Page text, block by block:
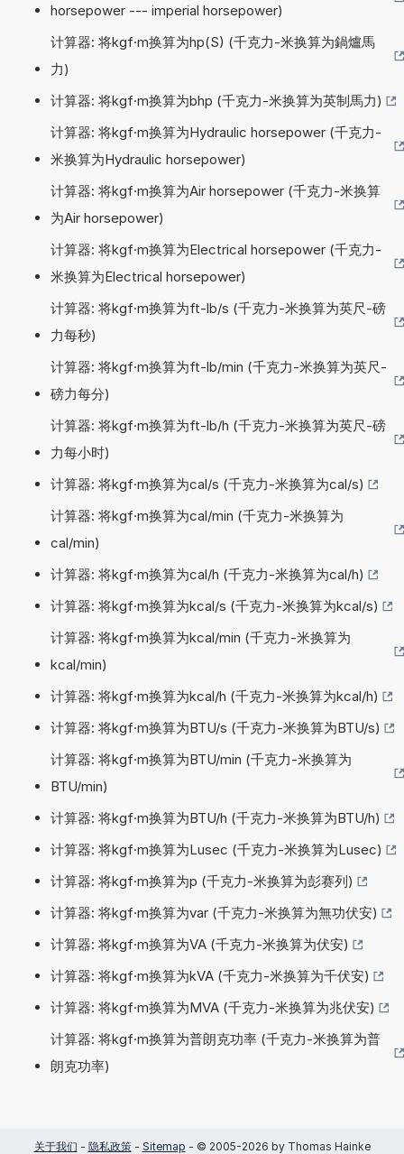
horsepower --- imperial horsepower)
计算器: 将kgf·m换算为hp(S) (千克力-米换算为鍋爐馬
力)
计算器: 将kgf·m换算为bhp (千克力-米换算为英制馬力)
计算器: 将kgf·m换算为Hydraulic horsepower (千克力-
米换算为Hydraulic horsepower)
计算器: 将kgf·m换算为Air horsepower (千克力-米换算
为Air horsepower)
计算器: 将kgf·m换算为Electrical horsepower (千克力-
米换算为Electrical horsepower)
计算器: 将kgf·m换算为ft-lb/s (千克力-米换算为英尺-磅
力每秒)
计算器: 将kgf·m换算为ft-lb/min (千克力-米换算为英尺-
磅力每分)
计算器: 将kgf·m换算为ft-lb/h (千克力-米换算为英尺-磅
力每小时)
计算器: 将kgf·m换算为cal/s (千克力-米换算为cal/s)
计算器: 将kgf·m换算为cal/min (千克力-米换算为
cal/min)
计算器: 将kgf·m换算为cal/h (千克力-米换算为cal/h)
计算器: 将kgf·m换算为kcal/s (千克力-米换算为kcal/s)
计算器: 将kgf·m换算为kcal/min (千克力-米换算为
kcal/min)
计算器: 将kgf·m换算为kcal/h (千克力-米换算为kcal/h)
计算器: 将kgf·m换算为BTU/s (千克力-米换算为BTU/s)
计算器: 将kgf·m换算为BTU/min (千克力-米换算为
BTU/min)
计算器: 将kgf·m换算为BTU/h (千克力-米换算为BTU/h)
计算器: 将kgf·m换算为Lusec (千克力-米换算为Lusec)
计算器: 将kgf·m换算为p (千克力-米换算为彭赛列)
计算器: 将kgf·m换算为var (千克力-米换算为無功伏安)
计算器: 将kgf·m换算为VA (千克力-米换算为伏安)
计算器: 将kgf·m换算为kVA (千克力-米换算为千伏安)
计算器: 将kgf·m换算为MVA (千克力-米换算为兆伏安)
计算器: 将kgf·m换算为普朗克功率 (千克力-米换算为普
朗克功率)
关于我们 - 隐私政策- Sitemap - © 2005-2026 by Thomas Hainke